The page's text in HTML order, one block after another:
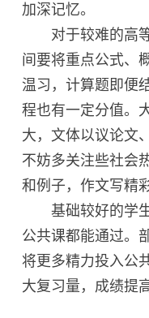
加深记忆。
对于较难的高等
间要将重点公式、
温习，计算题即便
程也有一定分值。
大，文体以议论文
不妨多关注些社会
和例子，作文写精
基础较好的学生
公共课都能通过。
将更多精力投入公
大复习量，成绩提